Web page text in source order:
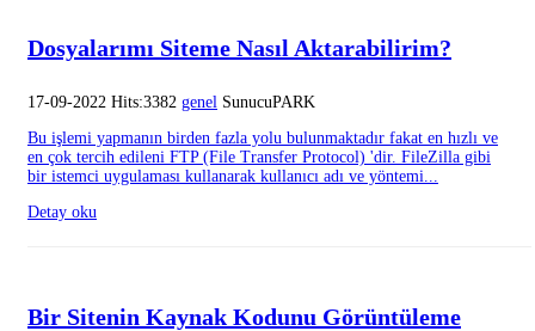
Dosyalarımı Siteme Nasıl Aktarabilirim?
17-09-2022 Hits:3382 genel SunucuPARK
Bu işlemi yapmanın birden fazla yolu bulunmaktadır fakat en hızlı ve
en çok tercih edileni FTP (File Transfer Protocol) 'dir. FileZilla gibi
bir istemci uygulaması kullanarak kullanıcı adı ve yöntemi...
Detay oku
Bir Sitenin Kaynak Kodunu Görüntüleme